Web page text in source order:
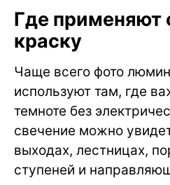
Где применяют
краску
Чаще всего фото
используют там, где
темноте без
свечение можно
выходах, лестницах,
ступеней и